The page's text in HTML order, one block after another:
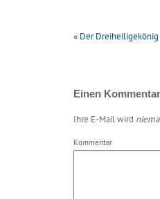
« Der Dreiheiligekönig
Einen
Ihre E-Mail wird
Kommentar